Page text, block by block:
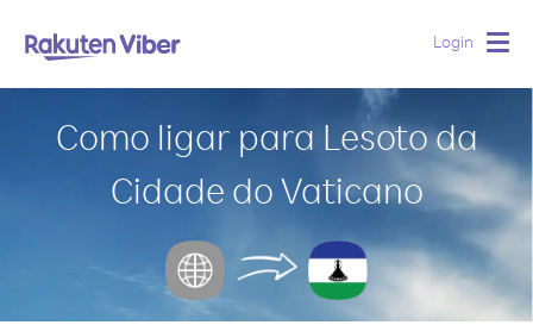
Login
Como ligar para Lesoto da
Cidade do Vaticano